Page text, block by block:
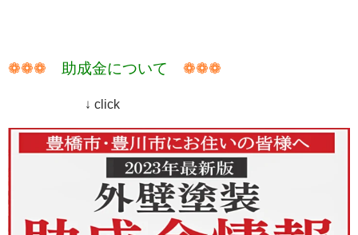
❁❁❁ 助成金について ❁❁❁
↓ click